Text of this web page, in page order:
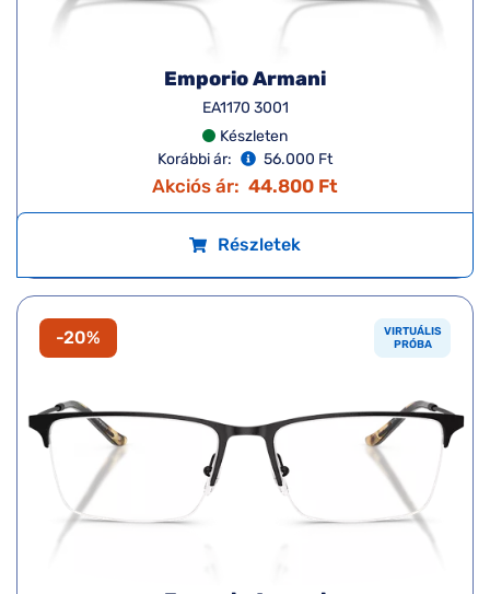
Emporio Armani
EA1170 3001
Készleten
Korábbi ár:
56.000 Ft
Akciós ár: 44.800 Ft
Részletek
-20%
VIRTUÁLIS
PRÓBA